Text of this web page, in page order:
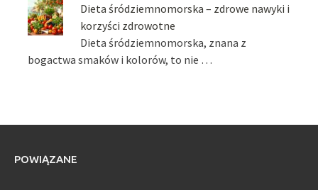
Dieta śródziemnomorska – zdrowe nawyki i
korzyści zdrowotne
Dieta śródziemnomorska, znana z
bogactwa smaków i kolorów, to nie …
POWIĄZANE